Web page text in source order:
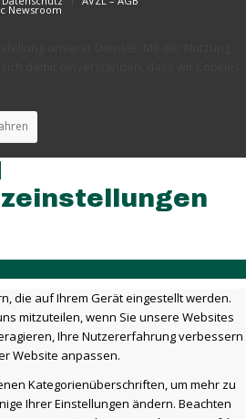
Newsroom
die auf Ihrem Gerät eingestellt werden.
mitzuteilen, wenn Sie unsere Websites
Ihre Nutzererfahrung verbessern
Website anpassen.
Kategorienüberschriften, um mehr zu
Ihrer Einstellungen ändern. Beachten